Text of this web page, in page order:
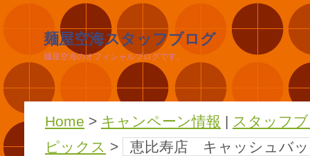
麺屋空海スタッフブログ
麺屋空海のオフィシャルブログです。
Home > キャンペーン情報 | スタッフ
ピックス > 恵比寿店 キャッシュバ